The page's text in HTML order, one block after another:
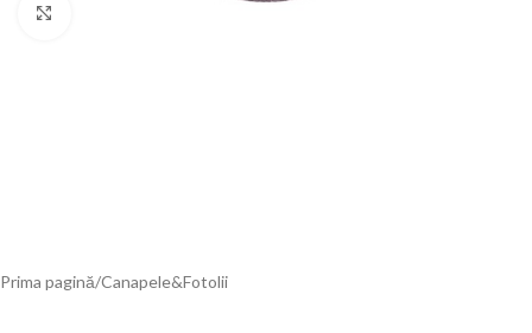
Prima pagină/Canapele&Fotolii